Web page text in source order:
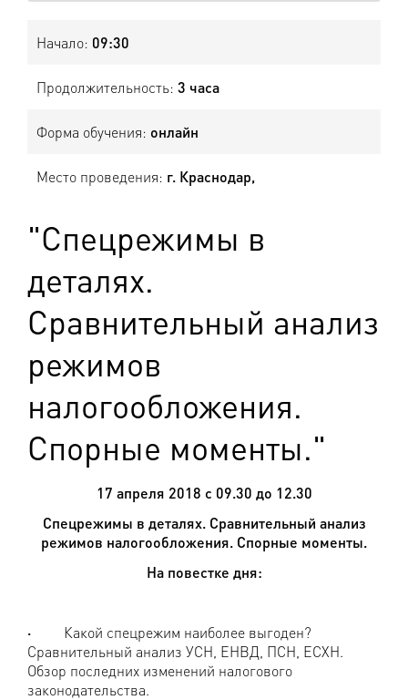
Начало: 09:30
Продолжительность: 3 часа
Форма обучения: онлайн
Место проведения: г. Краснодар,
"Спецрежимы в
деталях.
Сравнительный анализ
режимов
налогообложения.
Спорные моменты."
17 апреля 2018 с 09.30 до 12.30
Спецрежимы в деталях. Сравнительный анализ
режимов налогообложения. Спорные моменты.
На повестке дня:
·
Какой спецрежим наиболее выгоден?
Сравнительный анализ УСН, ЕНВД, ПСН, ЕСХН.
Обзор последних изменений налогового
законодательства.